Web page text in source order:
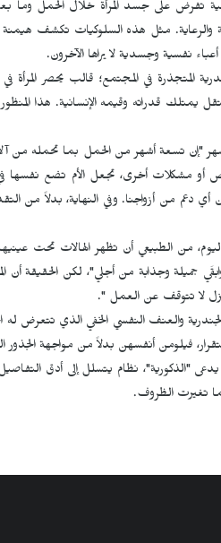
تفرض على جسد المرأة خلال الحمل وما
والرعاية. مثل هذه السلوكيات تكشف هيمنة
نفسية وجسدية لا يراها الآخرون.
المتجذرة في المجتمع؛ قالب يحصر المرأة
يمتلك قدراته وقيمه الإنسانية. هذا
"إن تسعة أشهر من الحمل بما تحمله من
أو مشكلات أخرى، تجعل الأم تضع نفسها في
دعم من أزواجنا. وفي النهاية، بدلاً من
من الطبيعي أن تظهر الهالات تحت عينيها
جميلة وجذابة من أجلي"، لكن الحقيقة أن
لا تتوقف عن العمل ".
والعنف النفسي الخفي الذي تتعرض له
فيلومن أنفسهن بدلاً من مواجهة الجذور
"الذكورية"، نظام يتسلل إلى أدق
تغيرت الظروف.